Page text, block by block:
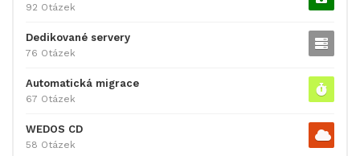
92 Otázek
Dedikované servery
76 Otázek
Automatická migrace
67 Otázek
WEDOS CD
58 Otázek